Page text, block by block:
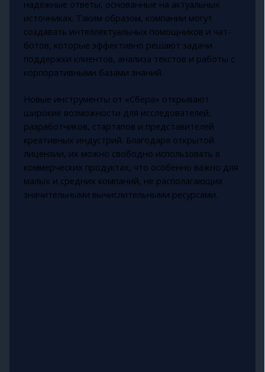
надёжные ответы, основанные на актуальных
источниках. Таким образом, компании могут
создавать интеллектуальных помощников и чат-
ботов, которые эффективно решают задачи
поддержки клиентов, анализа текстов и работы с
корпоративными базами знаний.
Новые инструменты от «Сбера» открывают
широкие возможности для исследователей,
разработчиков, стартапов и представителей
креативных индустрий. Благодаря открытой
лицензии, их можно свободно использовать в
коммерческих продуктах, что особенно важно для
малых и средних компаний, не располагающих
значительными вычислительными ресурсами.